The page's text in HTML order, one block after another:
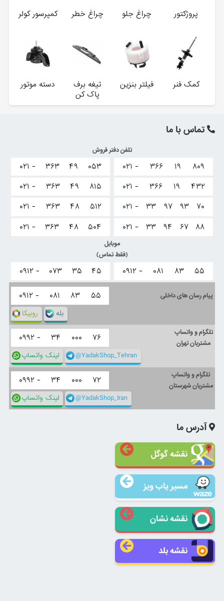
پروژکتور چراغ جلو چراغ خطر کمپرسور کولر
کمک فنر فیلتر بنزین
تیغه برف
پاک کن
دسته موتور
تماس با ما
تلفن دفتر فروش
۰۲۱ - ۳۶۶ ۱۹
۸۰۹
۰۲۱ -
۳۶۶ ۱۹
۴۳۲
۰۲۱ -
۳۳ ۹۷ ۹۳
۷۰
۰۲۱ -
۳۳ ۹۴ ۶۷ ۸۸
۰۲۱ - ۳۶۳ ۴۹
۰۵۳
۰۲۱ -
۳۶۳ ۴۹
۸۱۵
۰۲۱ -
۳۶۳ ۴۸
۵۱۲
۰۲۱ -
۳۶۳ ۴۸ ۵۰۴
موبایل
(فقط تماس)
۰۹۱۲ - ۰۸۱ ۸۳ ۵۵ ۰۹۱۲ - ۰۷۳ ۳۵ ۴۵
پیام رسان های داخلی ۰۹۱۲ - ۰۸۱ ۸۳ ۵۵
روبیکا بله
تلگرام و واتساپ
مشتریان تهران
۰۹۹۲ - ۳۴ ۰۰۰ ۷۶
لینک واتساپ @YadakShop_Tehran
تلگرام و واتساپ
مشتریان شهرستان
۰۹۹۲ - ۳۴ ۰۰۰ ۷۲
لینک واتساپ @YadakShop_Iran
آدرس ما
نقشه گوگل
مسیر یاب ویز
نقشه نشان
نقشه بلد